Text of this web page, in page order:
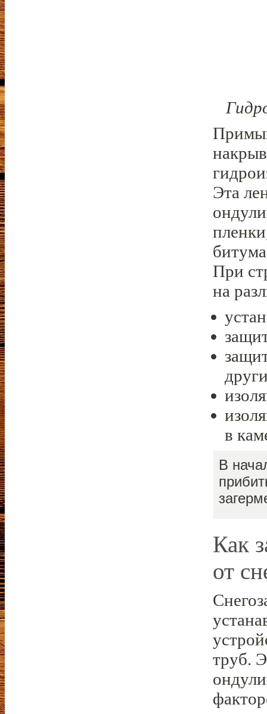
Эта
При
на
в
В
Как
от
труб.